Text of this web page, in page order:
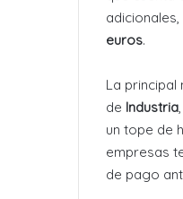
euros.
La
de Industria,
un tope de
empresas
de pago